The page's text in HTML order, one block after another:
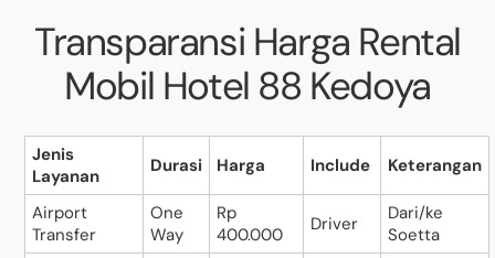
Transparansi Harga Rental
Mobil Hotel 88 Kedoya
Jenis
Layanan
Durasi Harga Include Keterangan
Airport
Transfer
One
Way
Rp
400.000
Driver
Dari/ke
Soetta